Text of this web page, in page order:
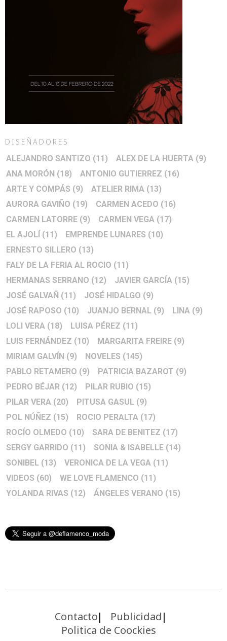
DISEÑADORES
ALEJANDRO SANTIZO (11) ALEX DE LA HUERTA (9)
ANA MORÓN (18) ANTONIO GUTIERREZ (16)
ARTE Y COMPÁS (9) ATELIER RIMA (13)
AURORA GAVIÑO (19) CARMEN ACEDO (16)
CARMEN LATORRE (9) CARMEN VEGA (17)
EL AJOLÍ (11) EMPRENDE LUNARES (10)
ERNESTO SILLERO (13)
FALY DE LA FERIA AL ROCIO (11)
HERMANAS SERRANO (12) JAVIER GARCÍA (15)
JOSÉ GALVAÑ (11) JOSÉ HIDALGO (9)
JOSÉ RAPOSO (10) JUANJO BERNAL (9) LINA (9)
LOLI VERA (18) LUISA PÉREZ (11)
LUIS FERNÁNDEZ (10) MARGARITA FREIRE (9)
MIRIAM GALVÍN (9) NOVELES (145)
PABLO RETAMERO (9) PATRICIA BAZAROT (9)
PEDRO BÉJAR (12) PILAR RUBIO (15)
PILAR VERA (20) PITUSA GASUL (9)
POL NÚÑEZ (15) ROCIO PERALTA (17)
ROCÍO OLMEDO (10) SARA DE BENITEZ (17)
SERGY GARRIDO (11) SONIA & ISABELLE (14)
SONIBEL (13) VERONICA DE LA VEGA (11)
VIDEOS (60) WE LOVE FLAMENCO (11)
YOLANDA RIVAS (12) ÁNGELES VERANO (15)
Contacto
Publicidad
Politica de Coockies